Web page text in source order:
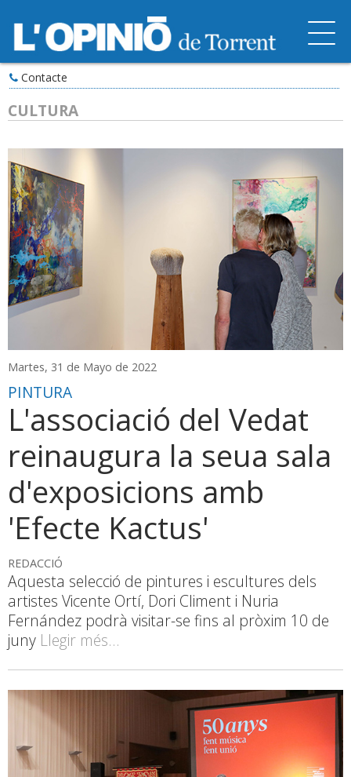
Contacte
CULTURA
Martes, 31 de Mayo de 2022
PINTURA
L'associació del Vedat
reinaugura la seua sala
d'exposicions amb
'Efecte Kactus'
REDACCIÓ
Aquesta selecció de pintures i escultures dels
artistes Vicente Ortí, Dori Climent i Nuria
Fernández podrà visitar-se fins al pròxim 10 de
juny Llegir més...